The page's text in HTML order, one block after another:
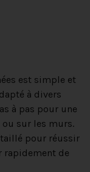
est simple et
à divers
à pas pour une
ou sur les murs.
pour réussir
rapidement de